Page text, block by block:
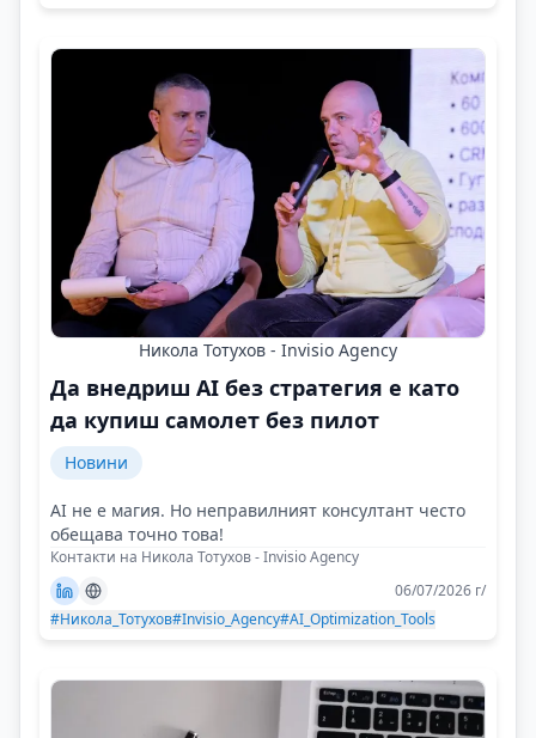
Никола Тотухов - Invisio Agency
Да внедриш AI без стратегия е като
да купиш самолет без пилот
Новини
AI не е магия. Но неправилният консултант често
обещава точно това!
Контакти на Никола Тотухов - Invisio Agency
06/07/2026 г/
#Никола_Тотухов#Invisio_Agency#AI_Optimization_Tools